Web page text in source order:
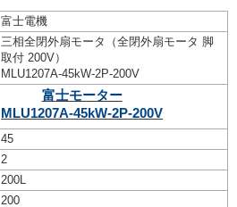
富士電機
三相全閉外扇モータ（全閉外扇モータ 脚
取付 200V）
MLU1207A-45kW-2P-200V
富士モーター
MLU1207A-45kW-2P-200V
45
2
200L
200